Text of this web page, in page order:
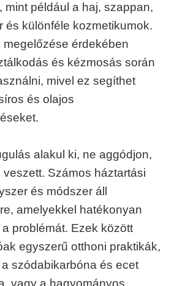
mint például a haj, szappan,
és különféle kozmetikumok.
megelőzése érdekében
és kézmosás során
mivel ez segíthet
és olajos
alakul ki, ne aggódjon,
veszett. Számos háztartási
és módszer áll
amelyekkel hatékonyan
problémát. Ezek között
egyszerű otthoni praktikák,
szódabikarbóna és ecet
vagy a hagyományos